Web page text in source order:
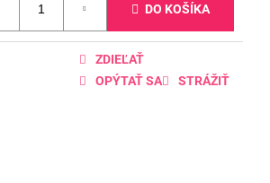
DO KOŠÍKA
OPÝTAŤ SA STRÁŽIŤ
ZDIEĽAŤ